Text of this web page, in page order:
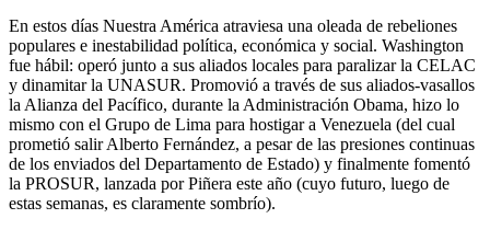
En estos días Nuestra América atraviesa una oleada de rebeliones
populares e inestabilidad política, económica y social. Washington
fue hábil: operó junto a sus aliados locales para paralizar la CELAC
y dinamitar la UNASUR. Promovió a través de sus aliados-vasallos
la Alianza del Pacífico, durante la Administración Obama, hizo lo
mismo con el Grupo de Lima para hostigar a Venezuela (del cual
prometió salir Alberto Fernández, a pesar de las presiones continuas
de los enviados del Departamento de Estado) y finalmente fomentó
la PROSUR, lanzada por Piñera este año (cuyo futuro, luego de
estas semanas, es claramente sombrío).